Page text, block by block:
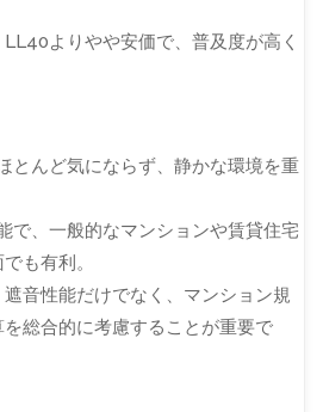
よりやや安価で、普及度が高く
とんど気にならず、静かな環境を重
で、一般的なマンションや賃貸住宅
も有利。
音性能だけでなく、マンション規
総合的に考慮することが重要で